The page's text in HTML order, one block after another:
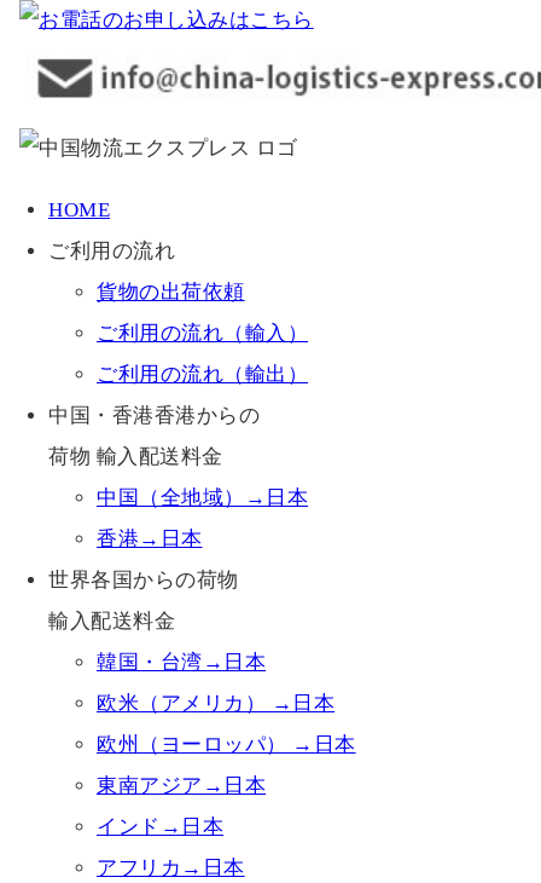
HOME
ご利用の流れ
貨物の出荷依頼
ご利用の流れ（輸入）
ご利用の流れ（輸出）
中国・香港香港からの
荷物 輸入配送料金
中国（全地域）→日本
香港→日本
世界各国からの荷物
輸入配送料金
韓国・台湾→日本
欧米（アメリカ） →日本
欧州（ヨーロッパ） →日本
東南アジア→日本
インド→日本
アフリカ→日本